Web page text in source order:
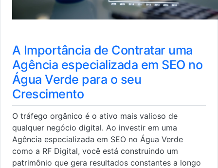
A Importância de Contratar uma
Agência especializada em SEO no
Água Verde para o seu
Crescimento
O tráfego orgânico é o ativo mais valioso de
qualquer negócio digital. Ao investir em uma
Agência especializada em SEO no Água Verde
como a RF Digital, você está construindo um
patrimônio que gera resultados constantes a longo